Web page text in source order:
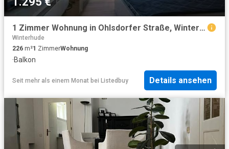
1 Zimmer Wohnung in Ohlsdorfer Straße, Winterhude
Winterhude
226 m²1 ZimmerWohnung
·Balkon
Seit mehr als einem Monat bei Listedbuy Details ansehen